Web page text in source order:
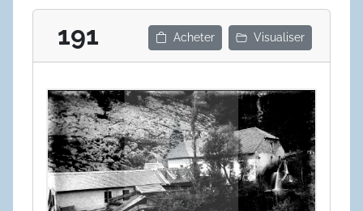
191 Acheter Visualiser